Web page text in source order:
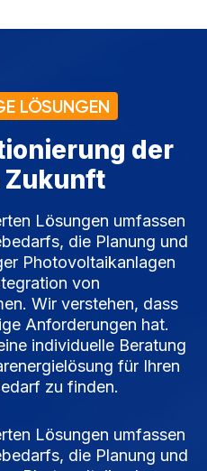
LÖSUNGEN
der
Zukunft
Lösungen umfassen
die Planung und
Photovoltaikanlagen
von
Wir verstehen, dass
Anforderungen hat.
individuelle Beratung
für Ihren
zu finden.
Lösungen umfassen
die Planung und